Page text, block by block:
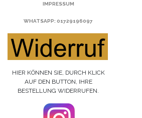
IMPRESSUM
WHATSAPP: 01729196097
HIER KÖNNEN SIE, DURCH KLICK
AUF DEN BUTTON, IHRE
BESTELLUNG WIDERRUFEN.